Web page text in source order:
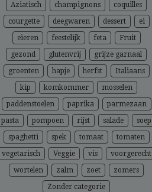
Aziatisch
champignons
coquilles
courgette
deegwaren dessert
ei
eieren
feestelijk feta
Fruit
gezond
glutenvrij
grijze garnaal
groenten
hapje herfst
Italiaans
kip
komkommer
mosselen
paddenstoelen
paprika
parmezaan
pasta
pompoen rijst salade
soep
spaghetti
spek tomaat
tomaten
vegetarisch
Veggie vis
voorgerecht
wortelen
zalm zoet
zomers
Zonder categorie